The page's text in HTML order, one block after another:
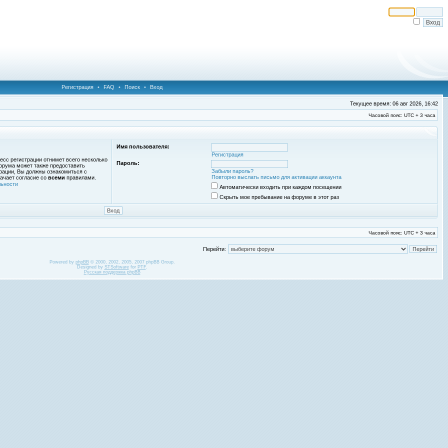
Регистрация • FAQ • Поиск • Вход
Текущее время: 06 авг 2026, 16:42
Часовой пояс: UTC + 3 часа
регистрации отнимет всего несколько
может также предоставить
Вы должны ознакомиться с
согласие со всеми правилами.
Имя пользователя:
Регистрация
Пароль:
Забыли пароль?
Повторно выслать письмо для активации аккаунта
Автоматически входить при каждом посещении
Скрыть мое пребывание на форуме в этот раз
Часовой пояс: UTC + 3 часа
Перейти:
Powered by phpBB© 2000, 2002, 2005, 2007 phpBB Group.
Designed by STSoftwarefor PTF.
Русская поддержка phpBB